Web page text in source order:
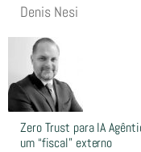
Denis Nesi
Zero Trust para IA
um “fiscal” externo